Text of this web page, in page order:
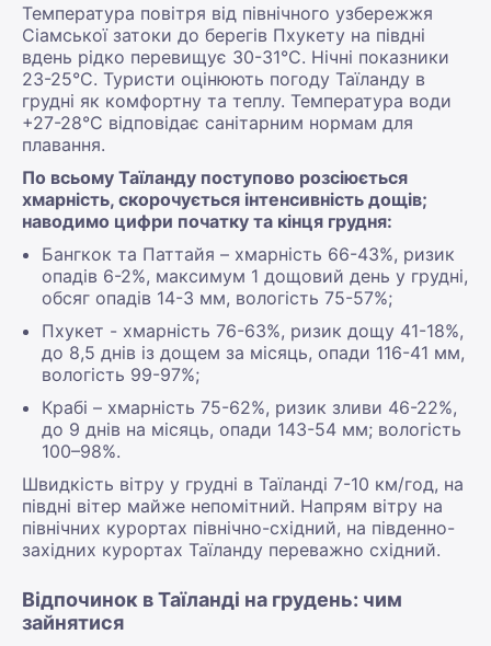
Температура повітря від північного узбережжя
Сіамської затоки до берегів Пхукету на півдні
вдень рідко перевищує 30-31°С. Нічні показники
23-25°С. Туристи оцінюють погоду Таїланду в
грудні як комфортну та теплу. Температура води
+27-28°С відповідає санітарним нормам для
плавання.
По всьому Таїланду поступово розсіюється
хмарність, скорочується інтенсивність дощів;
наводимо цифри початку та кінця грудня:
Бангкок та Паттайя – хмарність 66-43%, ризик
опадів 6-2%, максимум 1 дощовий день у грудні,
обсяг опадів 14-3 мм, вологість 75-57%;
Пхукет - хмарність 76-63%, ризик дощу 41-18%,
до 8,5 днів із дощем за місяць, опади 116-41 мм,
вологість 99-97%;
Крабі – хмарність 75-62%, ризик зливи 46-22%,
до 9 днів на місяць, опади 143-54 мм; вологість
100–98%.
Швидкість вітру у грудні в Таїланді 7-10 км/год, на
півдні вітер майже непомітний. Напрям вітру на
північних курортах північно-східний, на південно-
західних курортах Таїланду переважно східний.
Відпочинок в Таїланді на грудень: чим
зайнятися